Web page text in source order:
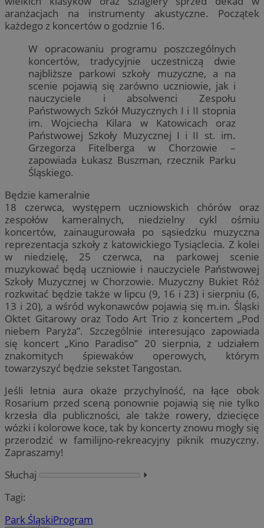
aranżacjach na instrumenty akustyczne. Początek
każdego z koncertów o godznie 16.
W opracowaniu programu poszczególnych
koncertów, tradycyjnie uczestniczą dwie
najbliższe parkowi szkoły muzyczne, a na
scenie pojawią się zarówno uczniowie, jak i
nauczyciele i absolwenci Zespołu
Państwowych Szkół Muzycznych I i II stopnia
im. Wojciecha Kilara w Katowicach oraz
Państwowej Szkoły Muzycznej I i II st. im.
Grzegorza Fitelberga w Chorzowie –
zapowiada Łukasz Buszman, rzecznik Parku
Śląskiego.
Będzie kameralnie
18 czerwca, występem uczniowskich chórów oraz
zespołów kameralnych, niedzielny cykl ośmiu
koncertów, zainaugurowała po sąsiedzku muzyczna
reprezentacja szkoły z katowickiego Tysiąclecia. Z kolei
w niedzielę, 25 czerwca, na parkowej scenie
muzykować będą uczniowie i nauczyciele Państwowej
Szkoły Muzycznej w Chorzowie. Muzyczny Bukiet Róż
rozkwitać będzie także w lipcu (9, 16 i 23) i sierpniu (6,
13 i 20), a wśród wykonawców pojawią się m.in. Śląski
Oktet Gitarowy oraz Todo Art Trio z koncertem „Pod
niebem Paryża”. Szczególnie interesująco zapowiada
się koncert „Kino Paradiso” 20 sierpnia, z udziałem
znakomitych śpiewaków operowych, którym
towarzyszyć będzie sekstet Tangostan.
Jeśli letnia aura okaże przychylność, na łące obok
Rosarium przed sceną ponownie pojawią się nie tylko
krzesła dla publiczności, ale także rowery, dziecięce
wózki i kolorowe koce, tak by koncerty znowu mogły się
przerodzić w familijno-rekreacyjny piknik muzyczny.
Zapraszamy!
Słuchaj
⏵︎
Tagi:
Park ŚląskiProgram